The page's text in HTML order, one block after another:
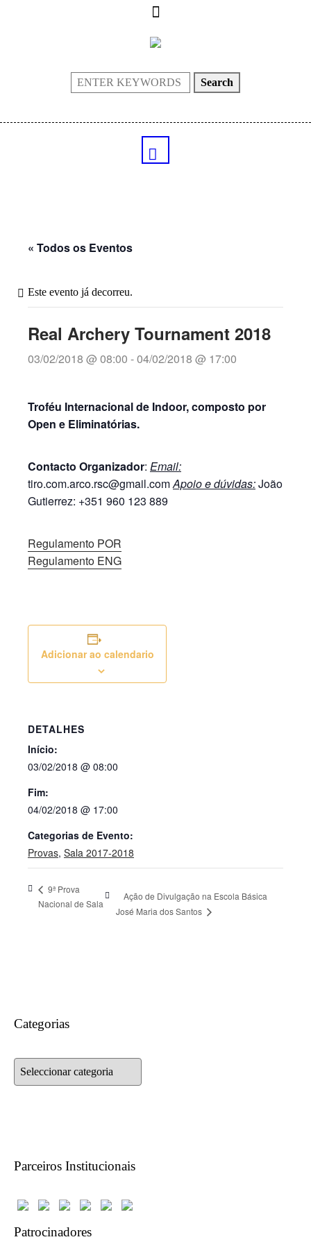
Search
« Todos os Eventos
Este evento já decorreu.
Real Archery Tournament 2018
03/02/2018 @ 08:00 -04/02/2018 @ 17:00
Troféu Internacional de Indoor, composto por
Open e Eliminatórias.
Contacto Organizador: Email:
tiro.com.arco.rsc@gmail.comApoio e dúvidas:João
Gutierrez: +351 960 123 889
Regulamento POR
Regulamento ENG
Adicionar ao calendario
DETALHES
Início:
03/02/2018 @ 08:00
Fim:
04/02/2018 @ 17:00
Categorias de Evento:
Provas, Sala 2017-2018
9ª Prova
Nacional de Sala
Ação de Divulgação na Escola Básica
José Maria dos Santos
Categorias
Categorias
Parceiros Institucionais
Patrocinadores